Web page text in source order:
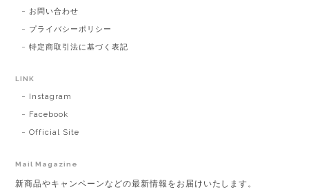
お問い合わせ
プライバシーポリシー
特定商取引法に基づく表記
LINK
Instagram
Facebook
Official Site
Mail Magazine
新商品やキャンペーンなどの最新情報をお届けいたします。